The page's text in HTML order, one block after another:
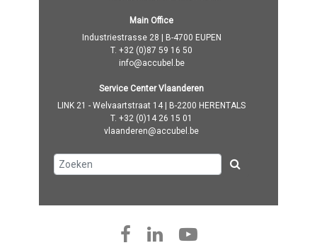
Main Office
Industriestrasse 28 | B-4700 EUPEN
T. +32 (0)87 59 16 50
info@accubel.be
Service Center Vlaanderen
LINK 21 - Welvaartstraat 14 | B-2200 HERENTALS
T. +32 (0)14 26 15 01
vlaanderen@accubel.be